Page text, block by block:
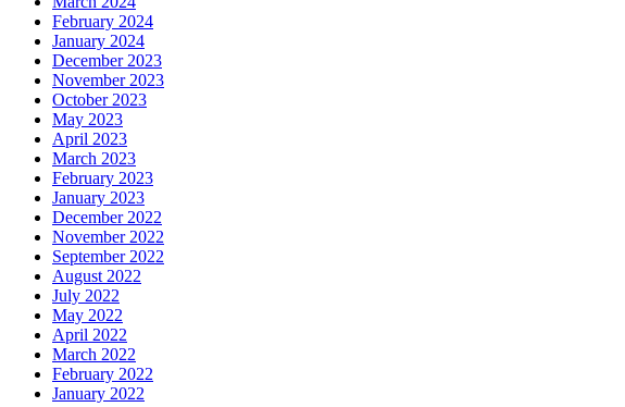
February 2024
January 2024
December 2023
November 2023
October 2023
May 2023
April 2023
March 2023
February 2023
January 2023
December 2022
November 2022
September 2022
August 2022
July 2022
May 2022
April 2022
March 2022
February 2022
January 2022